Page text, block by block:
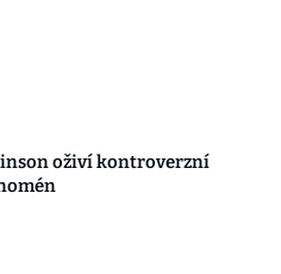
oživí kontroverzní